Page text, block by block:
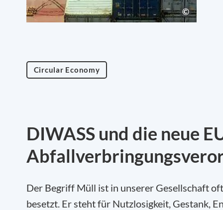
Circular Economy
DIWASS und die neue
Der Begriff Müll ist in unserer Gesellschaft
besetzt. Er steht für Nutzlosigkeit, Gestank,